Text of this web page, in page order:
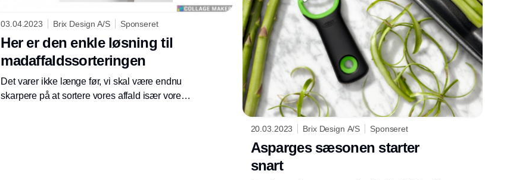
03.04.2023 Brix Design A/S Sponseret
Her er den enkle løsning til
madaffaldssorteringen
Det varer ikke længe før, vi skal være endnu
skarpere på at sortere vores affald især vores
20.03.2023 Brix Design A/S Sponseret
Asparges sæsonen starter
snart